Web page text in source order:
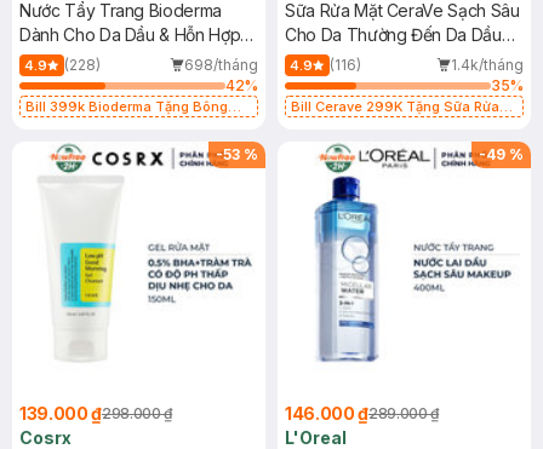
Nước Tẩy Trang Bioderma
Dành Cho Da Dầu & Hỗn Hợp
500ml
4.9 (228)
698/tháng
42%
Bill 399k Bioderma Tặng Bông
Sữa Rửa Mặt CeraVe Sạch Sâu
Cho Da Thường Đến Da Dầu
473ml
4.9 (116)
1.4k/tháng
35%
Bill Cerave 299K Tặng Sữa Rửa
-53 %
139.000 ₫298.000 ₫
Cosrx
-49 %
146.000 ₫289.000 ₫
L'Oreal